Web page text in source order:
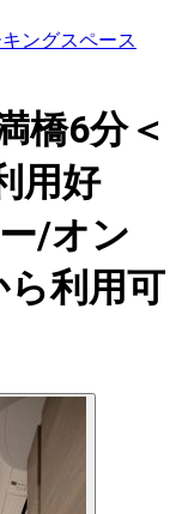
ングスペース
橋6分＜
用好
/オン
利用可